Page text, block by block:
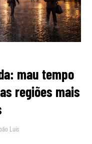
mau tempo
regiões mais
Luís